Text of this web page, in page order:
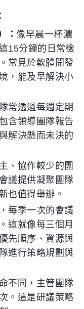
：像早晨一杯濃
15分鐘的日常檢
常見於軟體開發
，能及早解決小
常透過每週定期
含領導團隊報告
解決懸而未決的
、協作較少的團
議提供凝聚團隊
也值得舉辦。
每季一次的會議
這就像每三個月
先順序、資源與
進行策略規劃與
不同，主管團隊
。這是研議策略